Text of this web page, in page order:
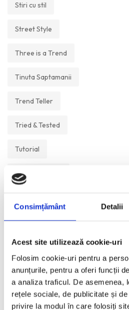
Consimțământ Detalii
Acest site utilizează cookie-uri
Folosim cookie-uri pentru a
anunțurile, pentru a oferi funcții
a analiza traficul. De asemenea,
rețele sociale, de publicitate și
privire la modul în care folosiți
Stiri cu stil
Street Style
Three is a Trend
Tinuta Saptamanii
Trend Teller
Tried & Tested
Tutorial
Un Muzeu Pe Zi
Visual Postcards
We like
ANI: